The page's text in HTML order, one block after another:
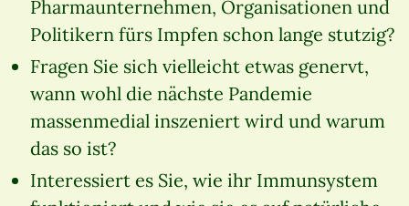
Pharmaunternehmen, Organisationen und
Politikern fürs Impfen schon lange stutzig?
Fragen Sie sich vielleicht etwas genervt,
wann wohl die nächste Pandemie
massenmedial inszeniert wird und warum
das so ist?
Interessiert es Sie, wie ihr Immunsystem